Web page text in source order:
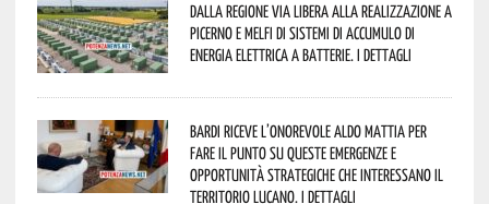
Dalla Regione via libera alla realizzazione a
Picerno e Melfi di sistemi di accumulo di
energia elettrica a batterie. I dettagli
Bardi riceve l’onorevole Aldo Mattia per
fare il punto su queste emergenze e
opportunità strategiche che interessano il
territorio lucano. I dettagli